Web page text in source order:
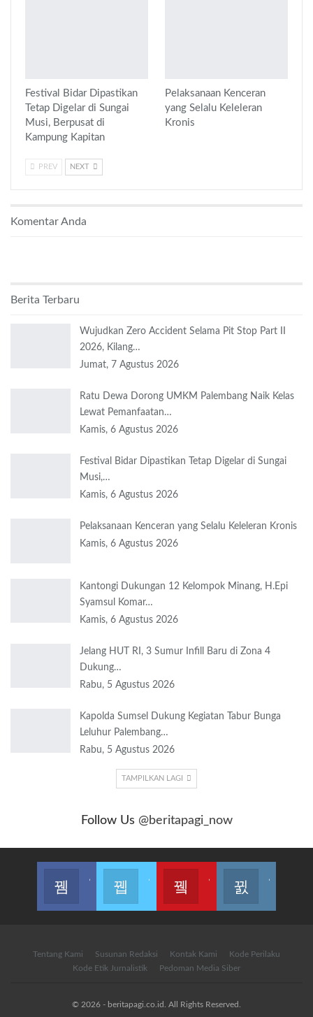
Festival Bidar Dipastikan
Tetap Digelar di Sungai
Musi, Berpusat di
Kampung Kapitan
Pelaksanaan Kenceran
yang Selalu Keleleran
Kronis
PREV NEXT
Komentar Anda
Berita Terbaru
Wujudkan Zero Accident Selama Pit Stop Part II
2026, Kilang…
Jumat, 7 Agustus 2026
Ratu Dewa Dorong UMKM Palembang Naik Kelas
Lewat Pemanfaatan…
Kamis, 6 Agustus 2026
Festival Bidar Dipastikan Tetap Digelar di Sungai
Musi,…
Kamis, 6 Agustus 2026
Pelaksanaan Kenceran yang Selalu Keleleran Kronis
Kamis, 6 Agustus 2026
Kantongi Dukungan 12 Kelompok Minang, H.Epi
Syamsul Komar…
Kamis, 6 Agustus 2026
Jelang HUT RI, 3 Sumur Infill Baru di Zona 4
Dukung…
Rabu, 5 Agustus 2026
Kapolda Sumsel Dukung Kegiatan Tabur Bunga
Leluhur Palembang…
Rabu, 5 Agustus 2026
TAMPILKAN LAGI
Follow Us @beritapagi_now
Tentang Kami Susunan Redaksi Kontak Kami
Kode Perilaku
Kode Etik Jurnalistik
Pedoman Media Siber
© 2026 - beritapagi.co.id. All Rights Reserved.